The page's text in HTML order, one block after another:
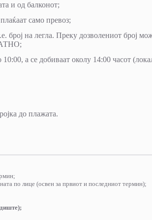
и од балконот;
само превоз;
број на легла. Преку дозволениот број
а се добиваат околу 14:00 часот
до плажата.
по лице (освен за првиот и последниот термин);